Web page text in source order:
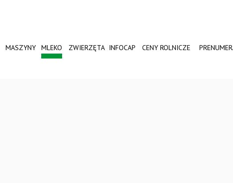
MASZYNY MLEKO ZWIERZĘTA INFOCAP CENY ROLNICZE